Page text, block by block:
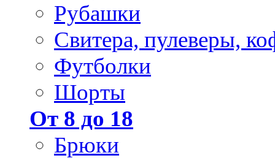
Рубашки
Свитера, пулеверы,
Футболки
Шорты
От 8 до 18
Брюки